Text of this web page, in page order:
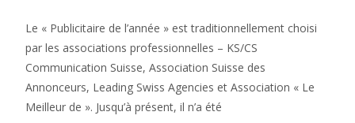
Le « Publicitaire de l’année » est traditionnellement choisi
par les associations professionnelles – KS/CS
Communication Suisse, Association Suisse des
Annonceurs, Leading Swiss Agencies et Association « Le
Meilleur de ». Jusqu’à présent, il n’a été